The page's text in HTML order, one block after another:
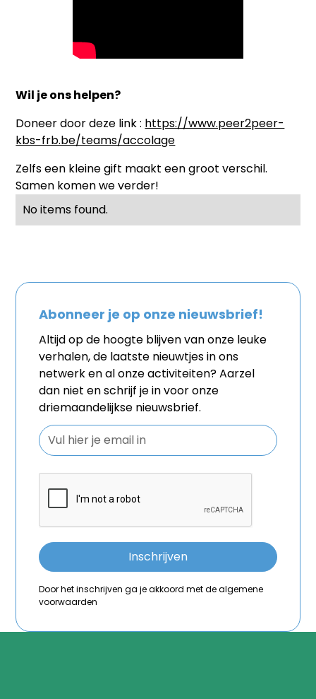
Wil je ons helpen?
Doneer door deze link : https://www.peer2peer-
kbs-frb.be/teams/accolage
Zelfs een kleine gift maakt een groot verschil.
Samen komen we verder!
No items found.
Abonneer je op onze nieuwsbrief!
Altijd op de hoogte blijven van onze leuke
verhalen, de laatste nieuwtjes in ons
netwerk en al onze activiteiten? Aarzel
dan niet en schrijf je in voor onze
driemaandelijkse nieuwsbrief.
Door het inschrijven ga je akkoord met de algemene
voorwaarden